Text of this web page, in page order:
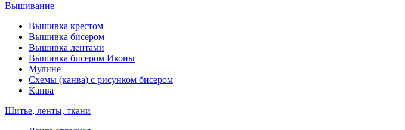
Вышивание
Вышивка крестом
Вышивка бисером
Вышивка лентами
Вышивка бисером Иконы
Мулине
Схемы (канва) с рисунком бисером
Канва
Шитье, ленты, ткани